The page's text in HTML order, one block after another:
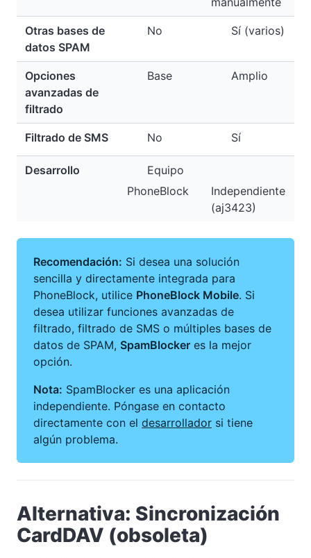
Otras bases de
datos SPAM
No Sí (varios)
Opciones
avanzadas de
filtrado
Base Amplio
Filtrado de SMS No Sí
Desarrollo
Equipo
PhoneBlock
Independiente
(aj3423)
Recomendación: Si desea una solución
sencilla y directamente integrada para
PhoneBlock, utilice PhoneBlock Mobile. Si
desea utilizar funciones avanzadas de
filtrado, filtrado de SMS o múltiples bases de
datos de SPAM, SpamBlocker es la mejor
opción.
Nota: SpamBlocker es una aplicación
independiente. Póngase en contacto
directamente con el desarrollador si tiene
algún problema.
Alternativa: Sincronización
CardDAV (obsoleta)